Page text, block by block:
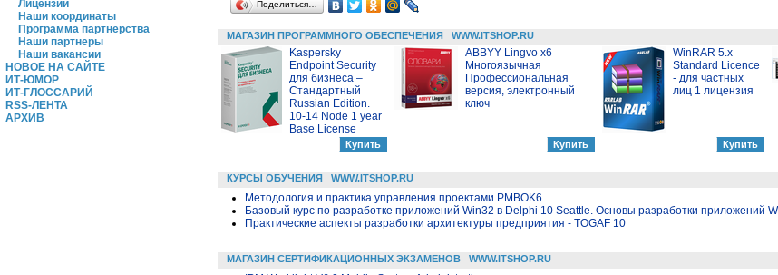
Лицензии
Наши координаты
Программа партнерства
Наши партнеры
Наши вакансии
НОВОЕ НА САЙТЕ
ИТ-ЮМОР
ИТ-ГЛОССАРИЙ
RSS-ЛЕНТА
АРХИВ
Поделиться…
МАГАЗИН ПРОГРАММНОГО ОБЕСПЕЧЕНИЯ WWW.ITSHOP.RU
Kaspersky
Endpoint Security
для бизнеса –
Стандартный
Russian Edition.
10-14 Node 1 year
Base License
ABBYY Lingvo x6
Многоязычная
Профессиональная
версия, электронный
ключ
WinRAR 5.x
Standard Licence
- для частных
лиц 1 лицензия
КУРСЫ ОБУЧЕНИЯ
WWW.ITSHOP.RU
Методология и практика управления проектами PMBOK6
Базовый курс по разработке приложений Win32 в Delphi 10 Seattle. Основы разработки приложений
Практические аспекты разработки архитектуры предприятия - TOGAF 10
МАГАЗИН СЕРТИФИКАЦИОННЫХ ЭКЗАМЕНОВ
WWW.ITSHOP.RU